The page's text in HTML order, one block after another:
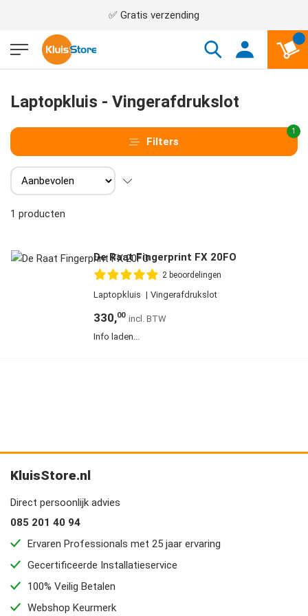
✅ Gratis verzending
Laptopkluis - Vingerafdrukslot
Filters
1
1 producten
De Raat Fingerprint FX 20FO
2 beoordelingen
Laptopkluis Vingerafdrukslot
330,00
Info laden...
KluisStore.nl
Direct persoonlijk advies
085 201 40 94
Ervaren Professionals met 25 jaar ervaring
Gecertificeerde Installatieservice
100% Veilig Betalen
Webshop Keurmerk